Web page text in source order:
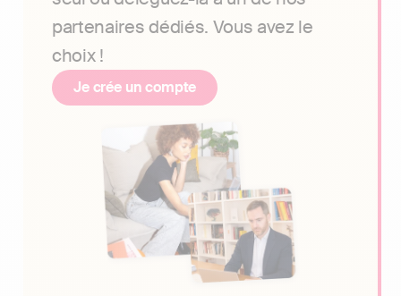
partenaires dédiés. Vous avez le
choix !
Je crée un compte